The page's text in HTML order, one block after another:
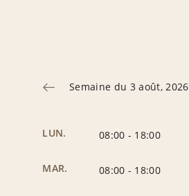
Semaine du 3 août, 2026
LUN. 08:00 - 18:00
MAR. 08:00 - 18:00